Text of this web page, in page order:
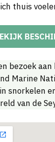
thuis
bezoek
Marine
snorkelen
van de